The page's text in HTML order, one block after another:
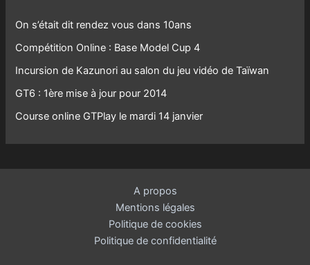
On s’était dit rendez vous dans 10ans
Compétition Online : Base Model Cup 4
Incursion de Kazunori au salon du jeu vidéo de Taïwan
GT6 : 1ère mise à jour pour 2014
Course online GTPlay le mardi 14 janvier
A propos
Mentions légales
Politique de cookies
Politique de confidentialité